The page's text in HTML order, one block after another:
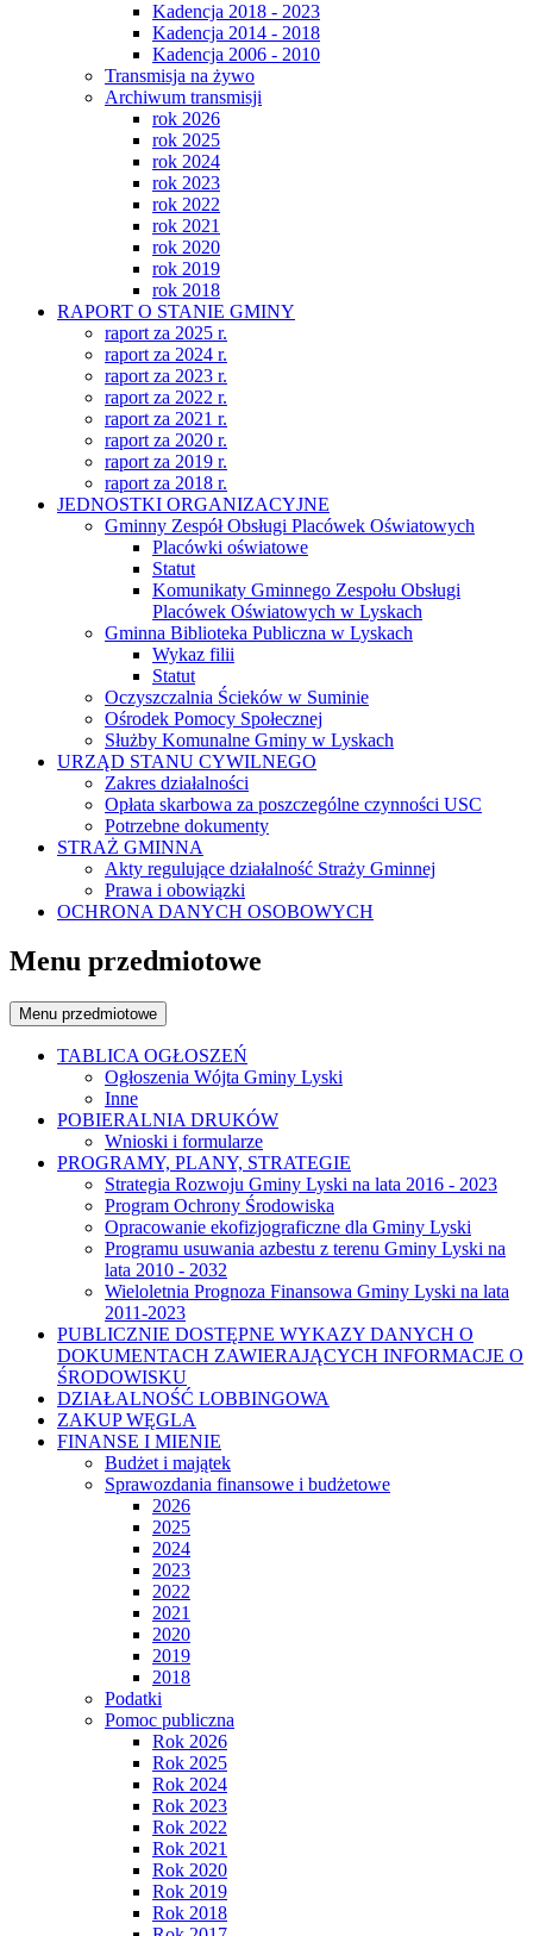
Kadencja 2018 - 2023
Kadencja 2014 - 2018
Kadencja 2006 - 2010
Transmisja na żywo
Archiwum transmisji
rok 2026
rok 2025
rok 2024
rok 2023
rok 2022
rok 2021
rok 2020
rok 2019
rok 2018
RAPORT O STANIE GMINY
raport za 2025 r.
raport za 2024 r.
raport za 2023 r.
raport za 2022 r.
raport za 2021 r.
raport za 2020 r.
raport za 2019 r.
raport za 2018 r.
JEDNOSTKI ORGANIZACYJNE
Gminny Zespół Obsługi Placówek Oświatowych
Placówki oświatowe
Statut
Komunikaty Gminnego Zespołu Obsługi
Placówek Oświatowych w Lyskach
Gminna Biblioteka Publiczna w Lyskach
Wykaz filii
Statut
Oczyszczalnia Ścieków w Suminie
Ośrodek Pomocy Społecznej
Służby Komunalne Gminy w Lyskach
URZĄD STANU CYWILNEGO
Zakres działalności
Opłata skarbowa za poszczególne czynności USC
Potrzebne dokumenty
STRAŻ GMINNA
Akty regulujące działalność Straży Gminnej
Prawa i obowiązki
OCHRONA DANYCH OSOBOWYCH
Menu przedmiotowe
Menu przedmiotowe
TABLICA OGŁOSZEŃ
Ogłoszenia Wójta Gminy Lyski
Inne
POBIERALNIA DRUKÓW
Wnioski i formularze
PROGRAMY, PLANY, STRATEGIE
Strategia Rozwoju Gminy Lyski na lata 2016 - 2023
Program Ochrony Środowiska
Opracowanie ekofizjograficzne dla Gminy Lyski
Programu usuwania azbestu z terenu Gminy Lyski na
lata 2010 - 2032
Wieloletnia Prognoza Finansowa Gminy Lyski na lata
2011-2023
PUBLICZNIE DOSTĘPNE WYKAZY DANYCH O
DOKUMENTACH ZAWIERAJĄCYCH INFORMACJE O
ŚRODOWISKU
DZIAŁALNOŚĆ LOBBINGOWA
ZAKUP WĘGLA
FINANSE I MIENIE
Budżet i majątek
Sprawozdania finansowe i budżetowe
2026
2025
2024
2023
2022
2021
2020
2019
2018
Podatki
Pomoc publiczna
Rok 2026
Rok 2025
Rok 2024
Rok 2023
Rok 2022
Rok 2021
Rok 2020
Rok 2019
Rok 2018